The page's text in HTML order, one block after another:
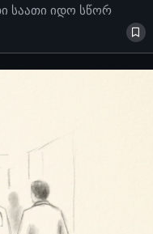
საათი იდო სწორ